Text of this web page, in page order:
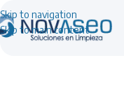
Skip to navigation
Skip to main content